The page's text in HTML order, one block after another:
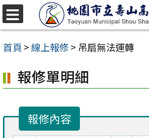
跳
至
主
內
容
首頁 >線上報修> 吊扇無法運轉
報修單明細
報修內容
選
單